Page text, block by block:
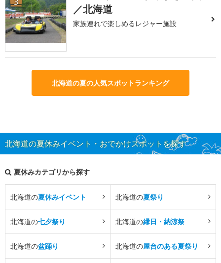
3
／北海道
家族連れで楽しめるレジャー施設
北海道の夏の人気スポットランキング
北海道の夏休みイベント・おでかけスポットを探す
夏休みカテゴリから探す
北海道の夏休みイベント 北海道の夏祭り
北海道の七夕祭り 北海道の縁日・納涼祭
北海道の盆踊り 北海道の屋台のある夏祭り